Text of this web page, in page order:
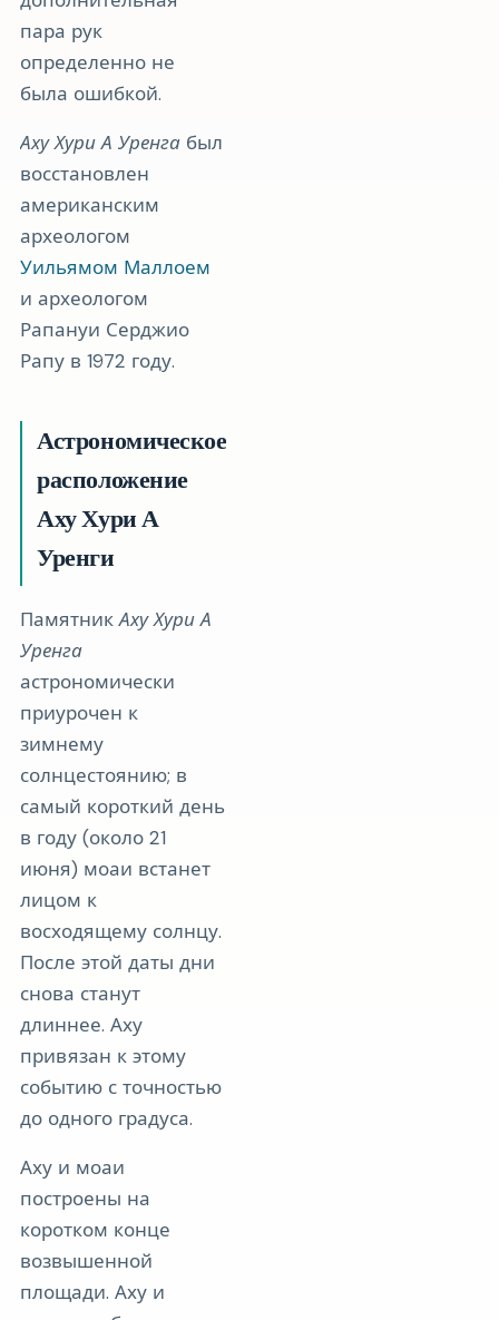
пара рук
определенно не
была ошибкой.
Аху Хури А Уренгабыл
восстановлен
американским
археологом
Уильямом Маллоем
и археологом
Рапануи Серджио
Рапу в 1972 году.
Астрономическое
расположение
Аху Хури А
Уренги
ПамятникАху Хури А
Уренга
астрономически
приурочен к
зимнему
солнцестоянию; в
самый короткий день
в году (около 21
июня) моаи встанет
лицом к
восходящему солнцу.
После этой даты дни
снова станут
длиннее. Аху
привязан к этому
событию с точностью
до одного градуса.
Аху и моаи
построены на
коротком конце
возвышенной
площади. Аху и